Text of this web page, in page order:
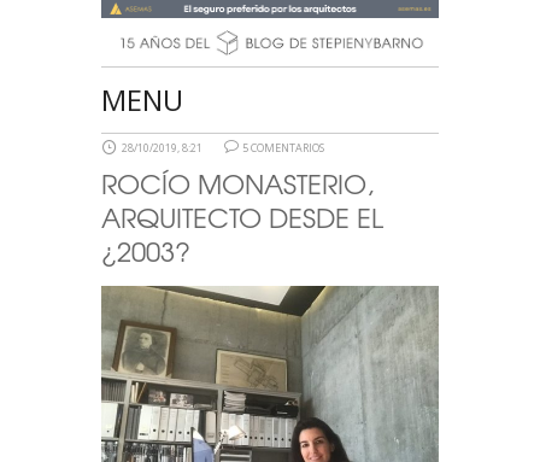
MENU
28/10/2019, 8:21 5 COMENTARIOS
ROCÍO MONASTERIO,
ARQUITECTO DESDE EL
¿2003?